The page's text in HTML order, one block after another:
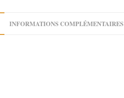
INFORMATIONS COMPLÉMENTAIRES